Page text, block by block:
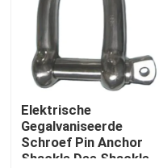
Huis
Elektrische
Gegalvaniseerde
Schroef Pin Anchor
Shackle Dee Shackle